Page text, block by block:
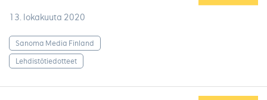
13. lokakuuta 2020
Sanoma Media Finland
Lehdistötiedotteet